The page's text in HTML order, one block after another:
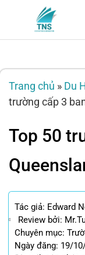
Trang chủ » Du
trường cấp 3
Top 50
Tác giả: Edward
Review bởi:
Chuyên mục:
Ngày đăng: 19/